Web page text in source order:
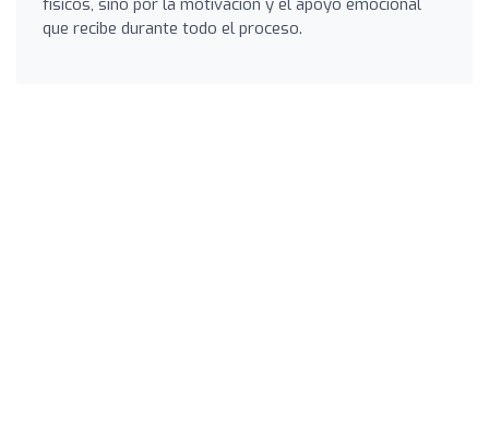
que recibe durante todo el proceso.